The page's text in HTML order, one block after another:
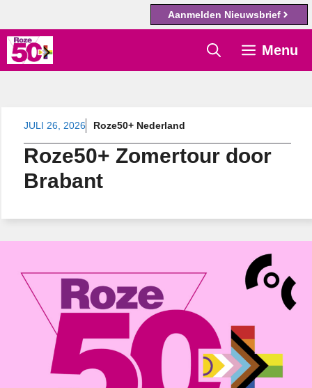
Aanmelden Nieuwsbrief
Ga
naar
Menu
JULI 26, 2026 Roze50+ Nederland
Roze50+ Zomertour door
Brabant